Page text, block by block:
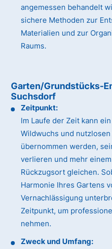
angemessen behandelt
sichere Methoden zur
Materialien und zur
Raums.
Garten/Grundstücks-
Suchsdorf
Zeitpunkt:
Im Laufe der Zeit kann
Wildwuchs und
übernommen werden,
verlieren und mehr
Rückzugsort gleichen.
Harmonie Ihres Gartens
Vernachlässigung
Zeitpunkt, um
nehmen.
Zweck und Umfang: